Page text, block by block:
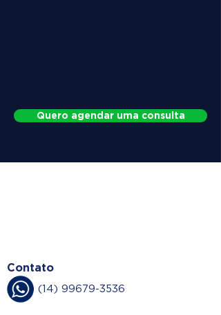
Quero agendar uma consulta
Contato
(14) 99679-3536